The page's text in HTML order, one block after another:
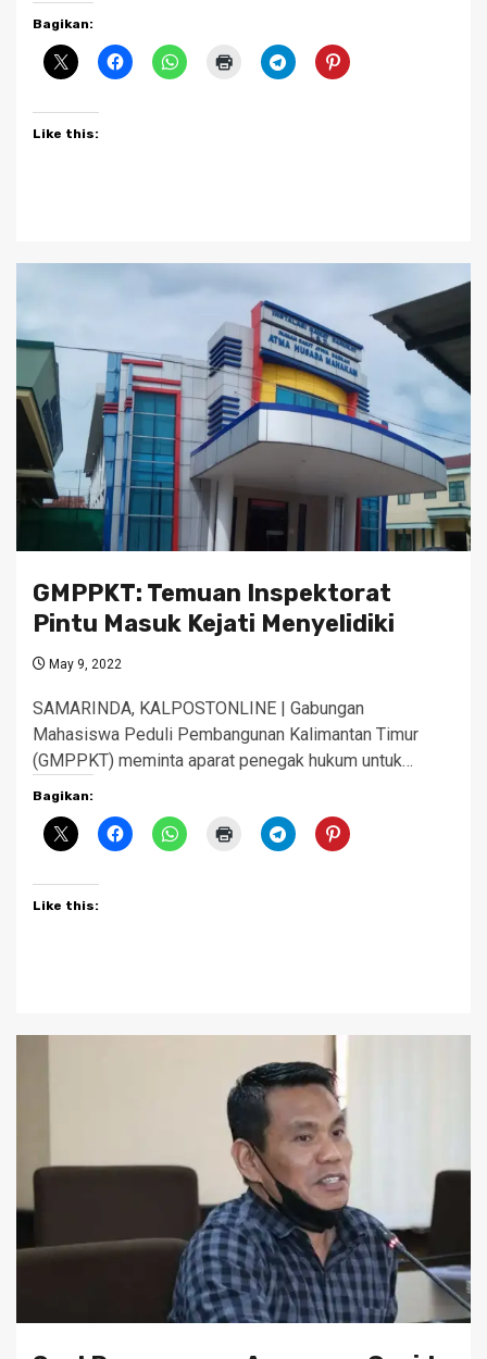
Bagikan:
Like this:
GMPPKT: Temuan Inspektorat
Pintu Masuk Kejati Menyelidiki
May 9, 2022
SAMARINDA, KALPOSTONLINE | Gabungan
Mahasiswa Peduli Pembangunan Kalimantan Timur
(GMPPKT) meminta aparat penegak hukum untuk…
Bagikan:
Like this: